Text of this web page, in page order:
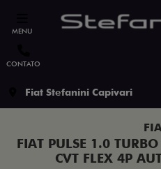
MENU
CONTATO
Fiat Stefanini Capivari
FIAT PULSE 1.0
CVT FLEX 4P